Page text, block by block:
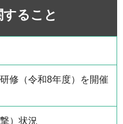
ること
修（令和8年度）を開催
）状況